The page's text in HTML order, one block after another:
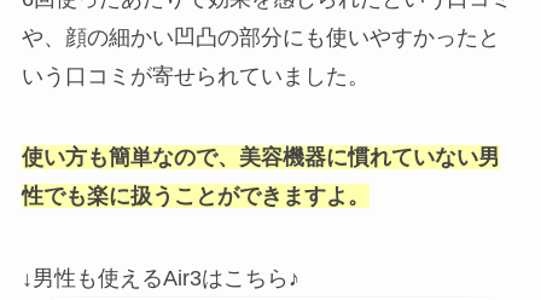
や、顔の細かい凹凸の部分にも使いやすかったと
いう口コミが寄せられていました。
使い方も簡単なので、美容機器に慣れていない男
性でも楽に扱うことができますよ。
↓男性も使えるAir3はこちら♪